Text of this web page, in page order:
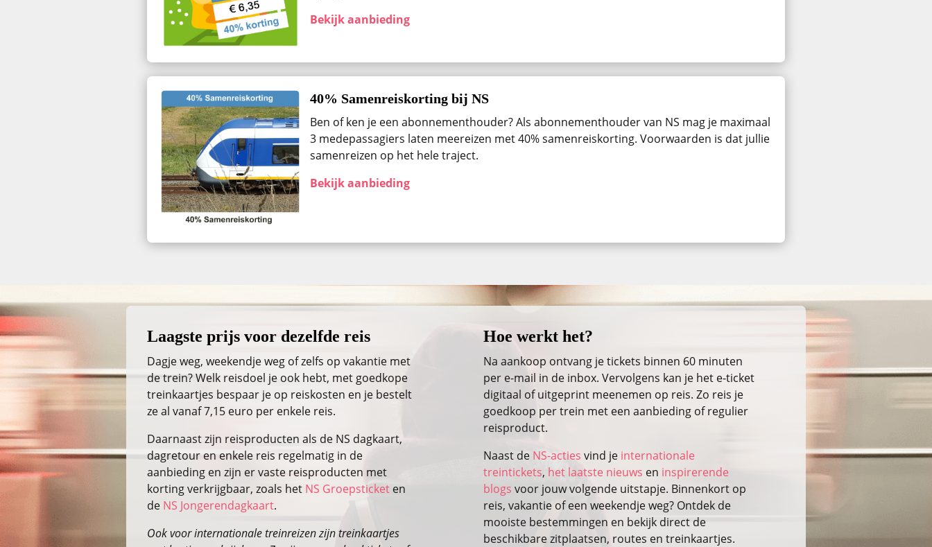
Bekijk aanbieding
40% Samenreiskorting bij NS
Ben of ken je een abonnementhouder? Als abonnementhouder van NS mag je maximaal
3 medepassagiers laten meereizen met 40% samenreiskorting. Voorwaarden is dat jullie
samenreizen op het hele traject.
Bekijk aanbieding
Laagste prijs voor dezelfde reis
Dagje weg, weekendje weg of zelfs op vakantie met
de trein? Welk reisdoel je ook hebt, met goedkope
treinkaartjes bespaar je op reiskosten en je bestelt
ze al vanaf 7,15 euro per enkele reis.
Daarnaast zijn reisproducten als de NS dagkaart,
dagretour en enkele reis regelmatig in de
aanbieding en zijn er vaste reisproducten met
korting verkrijgbaar, zoals het NS Groepsticketen
de NS Jongerendagkaart.
Ook voor internationale treinreizen zijn treinkaartjes
Hoe werkt het?
Na aankoop ontvang je tickets binnen 60 minuten
per e-mail in de inbox. Vervolgens kan je het e-ticket
digitaal of uitgeprint meenemen op reis. Zo reis je
goedkoop per trein met een aanbieding of regulier
reisproduct.
Naast de NS-acties vind je internationale
treintickets, het laatste nieuws en inspirerende
blogs voor jouw volgende uitstapje. Binnenkort op
reis, vakantie of een weekendje weg? Ontdek de
mooiste bestemmingen en bekijk direct de
beschikbare zitplaatsen, routes en treinkaartjes.